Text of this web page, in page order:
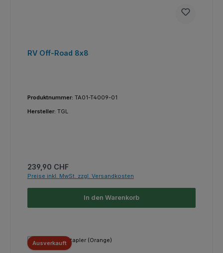
RV Off-Road 8x8
Produktnummer: TA01-T4009-01
Hersteller: TGL
Regulärer Preis:
239,90 CHF
Preise inkl. MwSt. zzgl. Versandkosten
In den Warenkorb
Ausverkauft